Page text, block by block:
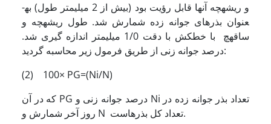
و ریشه­چه آنها قابل رؤیت بود (بیش از 2 میلیمتر طول) به­
عنوان بذرهای جوانه زده شمارش شد. طول ریشه­چه و
ساقه­چ با خط­کش با دقت 1/0 میلیمتر اندازه گیری شد.
درصد جوانه زنی از طریق فرمول زیر محاسبه گردید:
(2) 100× PG=(Ni/N)
که در آن PG درصد جوانه زنی و Ni تعداد بذر جوانه زده در
روز آخر شمارش و N تعداد کل بذرهاست.